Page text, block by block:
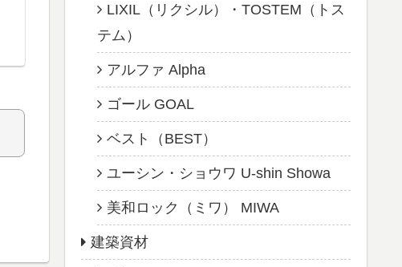
LIXIL（リクシル）・TOSTEM（トス
テム）
アルファ Alpha
ゴール GOAL
ベスト（BEST）
ユーシン・ショウワ U-shin Showa
美和ロック（ミワ） MIWA
建築資材